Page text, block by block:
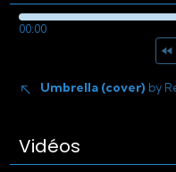
00:00
Umbrella (cover) by
Vidéos